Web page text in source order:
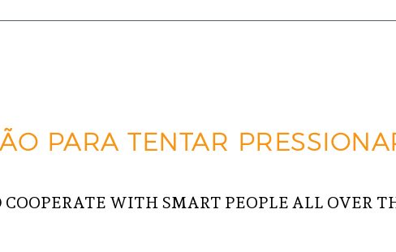
PARA TENTAR
WITH SMART PEOPLE ALL OVER